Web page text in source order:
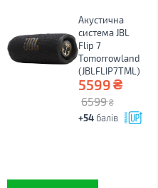
Акустична
система JBL
Flip 7
Tomorrowland
(JBLFLIP7TML)
5599₴
6599 ₴
+54 балів